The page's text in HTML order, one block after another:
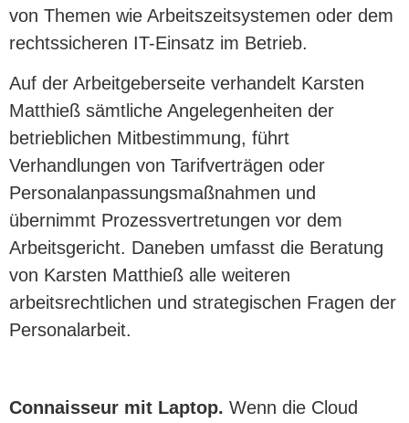
von Themen wie Arbeitszeitsystemen oder dem
rechtssicheren IT-Einsatz im Betrieb.
Auf der Arbeitgeberseite verhandelt Karsten
Matthieß sämtliche Angelegenheiten der
betrieblichen Mitbestimmung, führt
Verhandlungen von Tarifverträgen oder
Personalanpassungsmaßnahmen und
übernimmt Prozessvertretungen vor dem
Arbeitsgericht. Daneben umfasst die Beratung
von Karsten Matthieß alle weiteren
arbeitsrechtlichen und strategischen Fragen der
Personalarbeit.
Connaisseur mit Laptop. Wenn die Cloud